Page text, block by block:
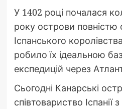
У 1402 році почалася
року острови
Іспанського
робило їх ідеальною
експедицій через
Сьогодні Канарські
співтовариство Іспанії